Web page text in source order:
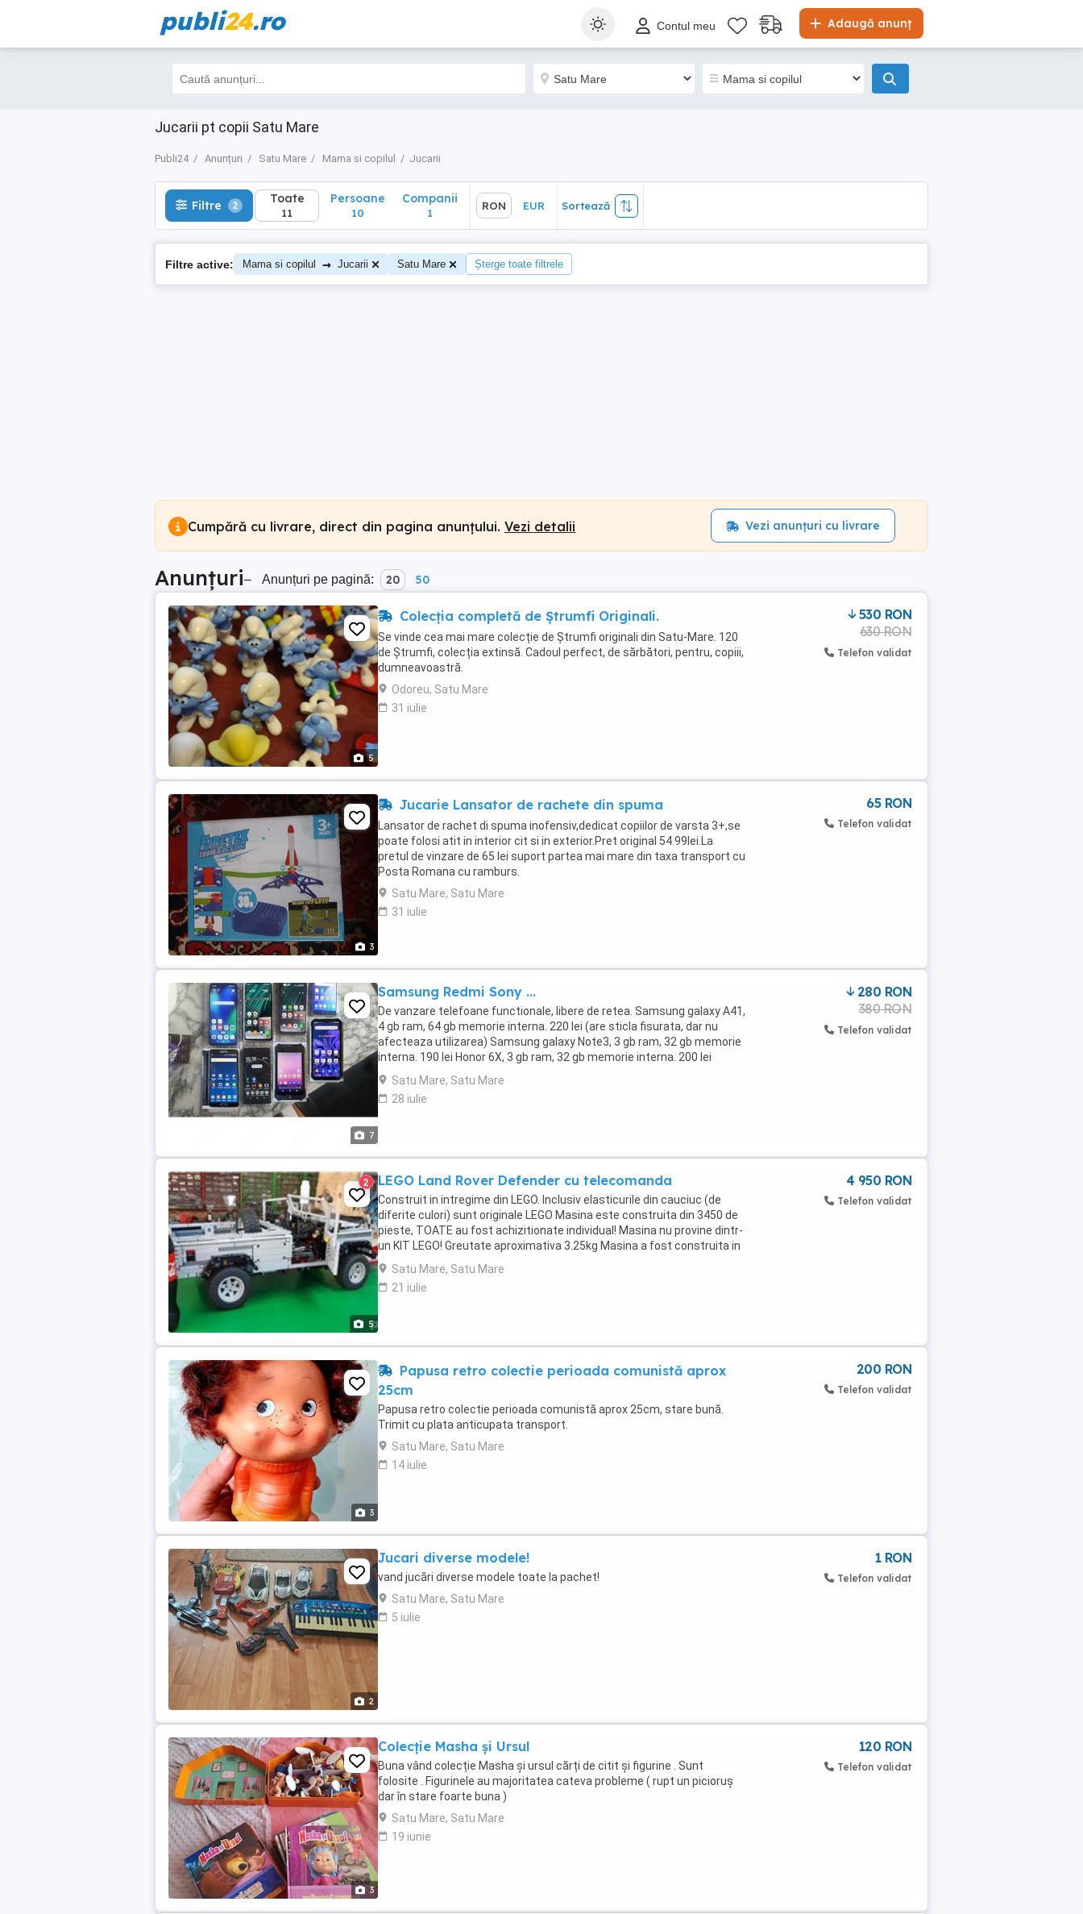
publi24.ro Adaugă anunț
Contul meu
Jucarii pt copii Satu Mare
Publi24 Anunțuri Satu Mare Mama si copilul Jucarii
Filtre 2 Toate
11
Sortează
Filtre 2 Toate
11
Persoane
10
Companii
1
RON EUR Sortează
Filtre active: Mama si copilul → Jucarii Satu Mare Șterge toate filtrele
Cumpără cu livrare, direct din pagina anunțului. Vezi detalii Vezi anunțuri cu livrare
Anunțuri– Anunțuri pe pagină: 20 50
5
Colecția completă de Ștrumfi Originali.
Se vinde cea mai mare colecție de Ștrumfi originali din Satu-Mare. 120
de Ștrumfi, colecția extinsă. Cadoul perfect, de sărbători, pentru, copiii,
dumneavoastră.
Odoreu, Satu Mare
31 iulie
530 RON
630 RON
Telefon validat
3
Jucarie Lansator de rachete din spuma
Lansator de rachet di spuma inofensiv,dedicat copiilor de varsta 3+,se
poate folosi atit in interior cit si in exterior.Pret original 54.99lei.La
pretul de vinzare de 65 lei suport partea mai mare din taxa transport cu
Posta Romana cu ramburs.
Satu Mare, Satu Mare
31 iulie
65 RON
Telefon validat
7
Samsung Redmi Sony ...
De vanzare telefoane functionale, libere de retea. Samsung galaxy A41,
4 gb ram, 64 gb memorie interna. 220 lei (are sticla fisurata, dar nu
afecteaza utilizarea) Samsung galaxy Note3, 3 gb ram, 32 gb memorie
interna. 190 lei Honor 6X, 3 gb ram, 32 gb memorie interna. 200 lei
Motorola e14, 2+2 gb ...
Satu Mare, Satu Mare
28 iulie
280 RON
380 RON
Telefon validat
5
2 LEGO Land Rover Defender cu telecomanda
Construit in intregime din LEGO. Inclusiv elasticurile din cauciuc (de
diferite culori) sunt originale LEGO Masina este construita din 3450 de
pieste, TOATE au fost achizitionate individual! Masina nu provine dintr-
un KIT LEGO! Greutate aproximativa 3.25kg Masina a fost construita in
putin peste doua ...
Satu Mare, Satu Mare
21 iulie
4 950 RON
Telefon validat
3
Papusa retro colectie perioada comunistă aprox
25cm
Papusa retro colectie perioada comunistă aprox 25cm, stare bună.
Trimit cu plata anticupata transport.
Satu Mare, Satu Mare
14 iulie
200 RON
Telefon validat
2
Jucari diverse modele!
vand jucări diverse modele toate la pachet!
Satu Mare, Satu Mare
5 iulie
1 RON
Telefon validat
3
Colecție Masha și Ursul
Buna vând colecție Masha și ursul cărți de citit și figurine . Sunt
folosite . Figurinele au majoritatea cateva probleme ( rupt un picioruș
dar în stare foarte buna )
Satu Mare, Satu Mare
19 iunie
120 RON
Telefon validat